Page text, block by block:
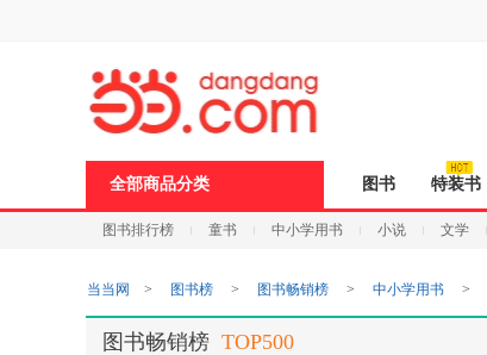
页
全部商品分类 图书 特装书
图书排行榜 童书 中小学用书 小说 文学
当当网 > 图书榜 > 图书畅销榜 > 中小学用书 >
图书畅销榜 TOP500